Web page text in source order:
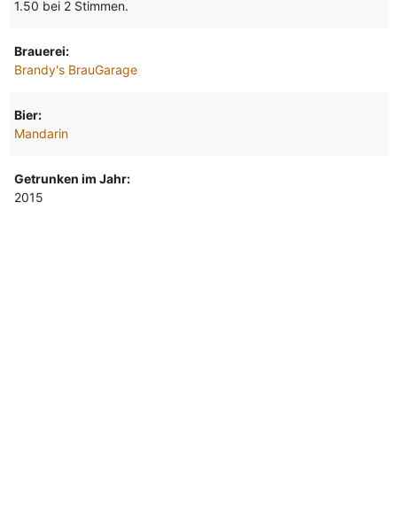
1.50 bei 2 Stimmen.
Brauerei:
Brandy's BrauGarage
Bier:
Mandarin
Getrunken im Jahr:
2015